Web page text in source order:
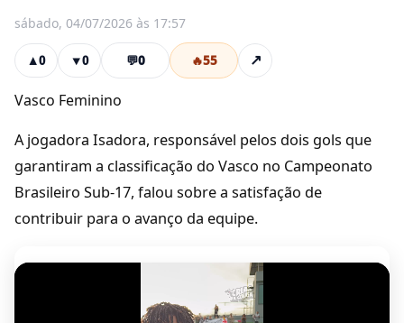
sábado, 04/07/2026 às 17:57
▲0 ▼0 💬0 🔥55 ↗
Vasco Feminino
A jogadora Isadora, responsável pelos dois gols que
garantiram a classificação do Vasco no Campeonato
Brasileiro Sub-17, falou sobre a satisfação de
contribuir para o avanço da equipe.